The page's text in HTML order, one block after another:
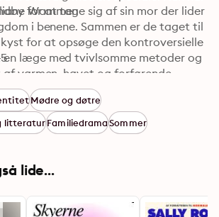
for at tage sig af sin mor der lider
i benene. Sammen er de taget til
for at opsøge den kontroversielle
en læge med tvivlsomme metoder og
af varmen, havet og forførende
mødet med den mystiske og
Bauer, indser Sofia at hun er nødt
sin mor. Hot Milk blev shortlistet til
og udkommer nu for første gang på
Wammen
Mødre og døtre
litteraturFamiliedramaSommer
lide...